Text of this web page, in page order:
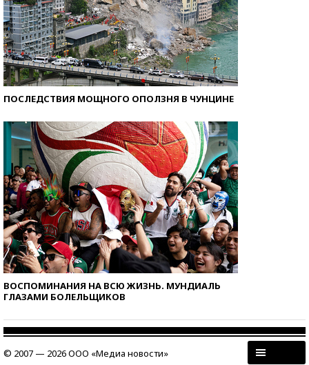
ПОСЛЕДСТВИЯ МОЩНОГО ОПОЛЗНЯ В ЧУНЦИНЕ
ВОСПОМИНАНИЯ НА ВСЮ ЖИЗНЬ. МУНДИАЛЬ
ГЛАЗАМИ БОЛЕЛЬЩИКОВ
© 2007 — 2026 ООО «Медиа новости»